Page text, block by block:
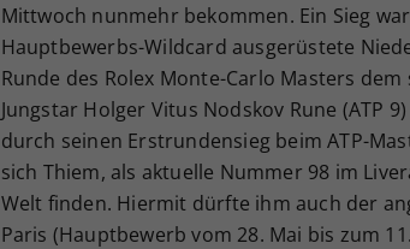
Mittwoch nunmehr bekommen. Ein Sieg
Hauptbewerbs-Wildcard ausgerüstete
Runde des Rolex Monte-Carlo Masters
Jungstar Holger Vitus Nodskov Rune (ATP
durch seinen Erstrundensieg beim ATP-
sich Thiem, als aktuelle Nummer 98 im
Welt finden. Hiermit dürfte ihm auch der
Paris (Hauptbewerb vom 28. Mai bis zum